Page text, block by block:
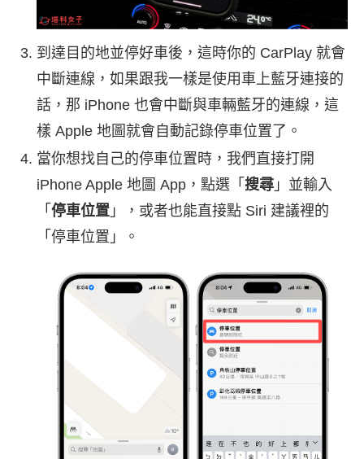
到達目的地並停好車後，這時你的 CarPlay 就會
中斷連線，如果跟我一樣是使用車上藍牙連接的
話，那 iPhone 也會中斷與車輛藍牙的連線，這
樣 Apple 地圖就會自動記錄停車位置了。
當你想找自己的停車位置時，我們直接打開
iPhone Apple 地圖 App，點選「 搜尋 」並輸入
「 停車位置 」，或者也能直接點 Siri 建議裡的
「停車位置」。